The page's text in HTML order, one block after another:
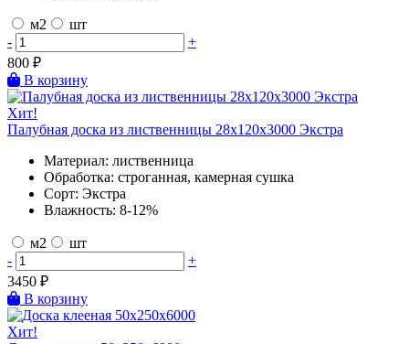
м2
шт
-
+
800 ₽
В корзину
Хит!
Палубная доска из лиственницы 28х120х3000 Экстра
Материал: лиственница
Обработка: строганная, камерная сушка
Сорт: Экстра
Влажность: 8-12%
м2
шт
-
+
3450 ₽
В корзину
Хит!